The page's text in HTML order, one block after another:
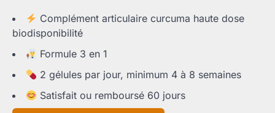
initial
était :
49,95 €.
actuel
36,65 €.
Complément articulaire curcuma haute dose
biodisponibilité
Formule 3 en 1
2 gélules par jour, minimum 4 à 8 semaines
Satisfait ou remboursé 60 jours